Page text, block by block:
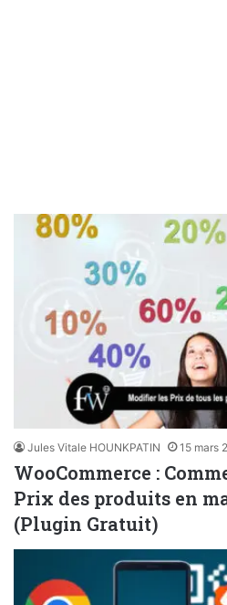
Jules Vitale HOUNKPATIN 15 mars
WooCommerce :
Prix des produits en
(Plugin Gratuit)